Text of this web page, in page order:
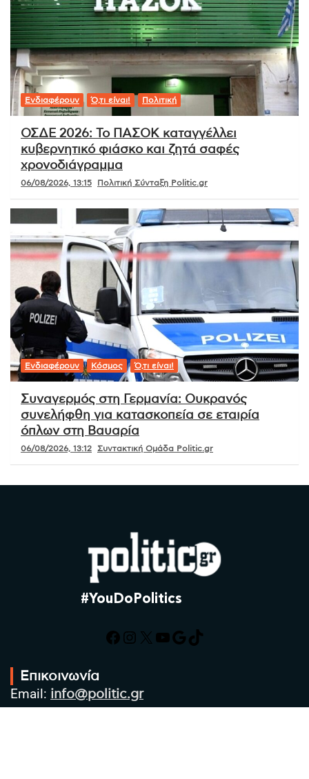
Ενδιαφέρουν Ό,τι είναι! Πολιτική
ΟΣΔΕ 2026: Το ΠΑΣΟΚ καταγγέλλει
κυβερνητικό φιάσκο και ζητά σαφές
χρονοδιάγραμμα
06/08/2026, 13:15 Πολιτική Σύνταξη Politic.gr
Ενδιαφέρουν Κόσμος Ό,τι είναι!
Συναγερμός στη Γερμανία: Ουκρανός
συνελήφθη για κατασκοπεία σε εταιρία
όπλων στη Βαυαρία
06/08/2026, 13:12 Συντακτική Ομάδα Politic.gr
#YouDoPolitics
Facebook
Instagram
X YouTube
Google
TikTok
Επικοινωνία
Email: info@politic.gr
Τηλ: